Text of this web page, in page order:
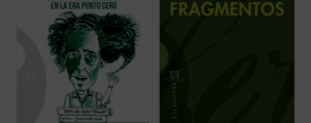
brillantes calificaciones. Tras ver una
película sobre la filósofa y ...(ver ficha)
tanto filológicos como ...(ver ficha)